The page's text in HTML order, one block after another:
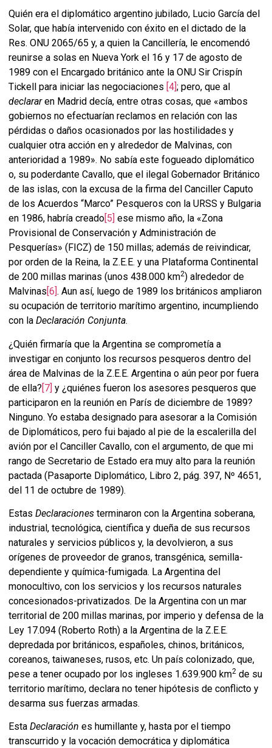
Quién era el diplomático argentino jubilado, Lucio García del
Solar, que había intervenido con éxito en el dictado de la
Res. ONU 2065/65 y, a quien la Cancillería, le encomendó
reunirse a solas en Nueva York el 16 y 17 de agosto de
1989 con el Encargado británico ante la ONU Sir Crispín
Tickell para iniciar las negociaciones [4]; pero, que al
declararen Madrid decía, entre otras cosas, que «ambos
gobiernos no efectuarían reclamos en relación con las
pérdidas o daños ocasionados por las hostilidades y
cualquier otra acción en y alrededor de Malvinas, con
anterioridad a 1989». No sabía este fogueado diplomático
o, su poderdante Cavallo, que el ilegal Gobernador Británico
de las islas, con la excusa de la firma del Canciller Caputo
de los Acuerdos “Marco” Pesqueros con la URSS y Bulgaria
en 1986, habría creado[5] ese mismo año, la «Zona
Provisional de Conservación y Administración de
Pesquerías» (FICZ) de 150 millas; además de reivindicar,
por orden de la Reina, la Z.E.E. y una Plataforma Continental
de 200 millas marinas (unos 438.000 km2) alrededor de
Malvinas[6]. Aun así, luego de 1989 los británicos ampliaron
su ocupación de territorio marítimo argentino, incumpliendo
con la Declaración Conjunta.
¿Quién firmaría que la Argentina se comprometía a
investigar en conjunto los recursos pesqueros dentro del
área de Malvinas de la Z.E.E. Argentina o aún peor por fuera
de ella?[7] y ¿quiénes fueron los asesores pesqueros que
participaron en la reunión en París de diciembre de 1989?
Ninguno. Yo estaba designado para asesorar a la Comisión
de Diplomáticos, pero fui bajado al pie de la escalerilla del
avión por el Canciller Cavallo, con el argumento, de que mi
rango de Secretario de Estado era muy alto para la reunión
pactada (Pasaporte Diplomático, Libro 2, pág. 397, Nº 4651,
del 11 de octubre de 1989).
Estas Declaraciones terminaron con la Argentina soberana,
industrial, tecnológica, científica y dueña de sus recursos
naturales y servicios públicos y, la devolvieron, a sus
orígenes de proveedor de granos, transgénica, semilla-
dependiente y química-fumigada. La Argentina del
monocultivo, con los servicios y los recursos naturales
concesionados-privatizados. De la Argentina con un mar
territorial de 200 millas marinas, por imperio y defensa de la
Ley 17.094 (Roberto Roth) a la Argentina de la Z.E.E.
depredada por británicos, españoles, chinos, británicos,
coreanos, taiwaneses, rusos, etc. Un país colonizado, que,
pese a tener ocupado por los ingleses 1.639.900 km2 de su
territorio marítimo, declara no tener hipótesis de conflicto y
desarma sus fuerzas armadas.
Esta Declaración es humillante y, hasta por el tiempo
transcurrido y la vocación democrática y diplomática